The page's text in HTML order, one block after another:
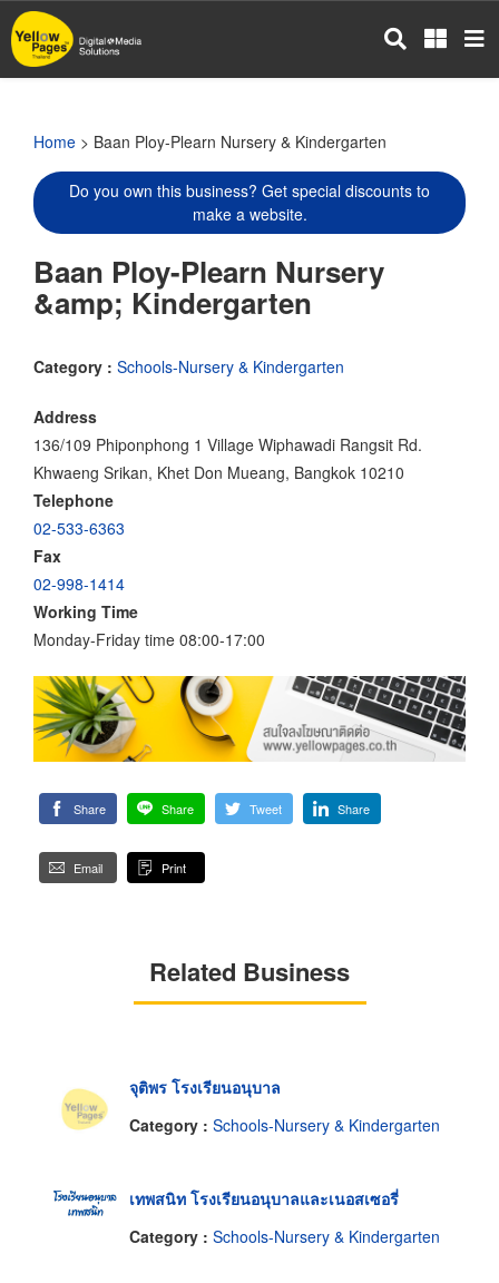
Skip
to
main
Home > Baan Ploy-Plearn Nursery & Kindergarten
Do you own this business? Get special discounts to
make a website.
Baan Ploy-Plearn Nursery
&amp; Kindergarten
Category : Schools-Nursery & Kindergarten
Address
136/109 Phiponphong 1 Village Wiphawadi Rangsit Rd.
Khwaeng Srikan, Khet Don Mueang, Bangkok 10210
Telephone
02-533-6363
Fax
02-998-1414
Working Time
Monday-Friday time 08:00-17:00
Share Share Tweet Share
Email Print
Related Business
จุติพร โรงเรียนอนุบาล
Category : Schools-Nursery & Kindergarten
เทพสนิท โรงเรียนอนุบาลและเนอสเซอรี่
Category : Schools-Nursery & Kindergarten